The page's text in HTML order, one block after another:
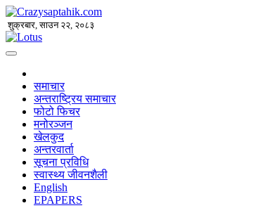
शुक्रबार, साउन २२, २०८३
समाचार
अन्तराष्ट्रिय समाचार
फोटो फिचर
मनोरञ्जन
खेलकुद
अन्तरवार्ता
सूचना प्रविधि
स्वास्थ्य जीवनशैली
English
EPAPERS